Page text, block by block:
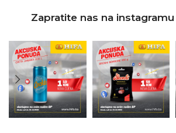
Zapratite nas na instagramu